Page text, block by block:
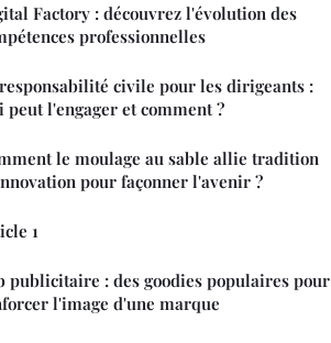
Factory : découvrez l'évolution des
professionnelles
civile pour les dirigeants :
peut l'engager et comment ?
le moulage au sable allie tradition
pour façonner l'avenir ?
1
publicitaire : des goodies populaires pour
l'image d'une marque